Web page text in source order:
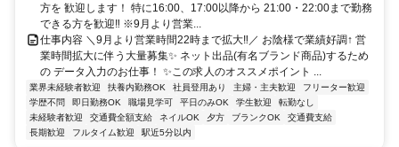
／バスでのアクセス⭐都営バス（草63・草64・里22系統）：「荒川区
役所前」停留所が目の前にあります。（日暮里駅や西日暮里駅から乗
車してアクセスできます） 荒川区コミュニティバス（南千01・南千
02系統）：「荒川区役所」停留所が目の前にあります。
方を 歓迎します！ 特に16:00、17:00以降から 21:00・22:00まで勤務
できる方を歓迎‼ ※9月より営業...
仕事内容 ＼9月より営業時間22時まで拡大‼／ お陰様で業績好調↑ 営
業時間拡大に伴う大量募集✨ ネット出品(有名ブランド商品)するため
の データ入力のお仕事！ ✨この求人のオススメポイント ...
業界未経験者歓迎 扶養内勤務OK 社員登用あり 主婦・主夫歓迎
フリーター歓迎
学歴不問
即日勤務OK 職場見学可 平日のみOK 学生歓迎
転勤なし
未経験者歓迎
交通費全額支給 ネイルOK 夕方 ブランクOK
交通費支給
長期歓迎
フルタイム歓迎 駅近5分以内